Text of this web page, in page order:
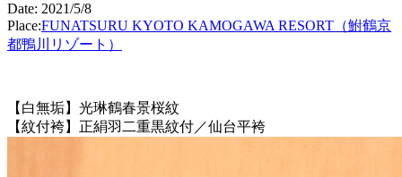
Date: 2021/5/8
Place:FUNATSURU KYOTO KAMOGAWA RESORT（鮒鶴京
都鴨川リゾート）
【白無垢】光琳鶴春景桜紋
【紋付袴】正絹羽二重黒紋付／仙台平袴